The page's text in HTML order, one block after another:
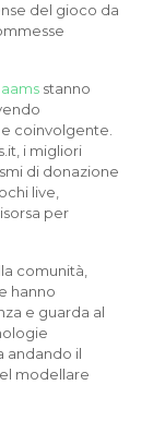
del gioco da
stanno
coinvolgente.
i migliori
di donazione
live,
per
comunità,
hanno
e guarda al
andando il
modellare